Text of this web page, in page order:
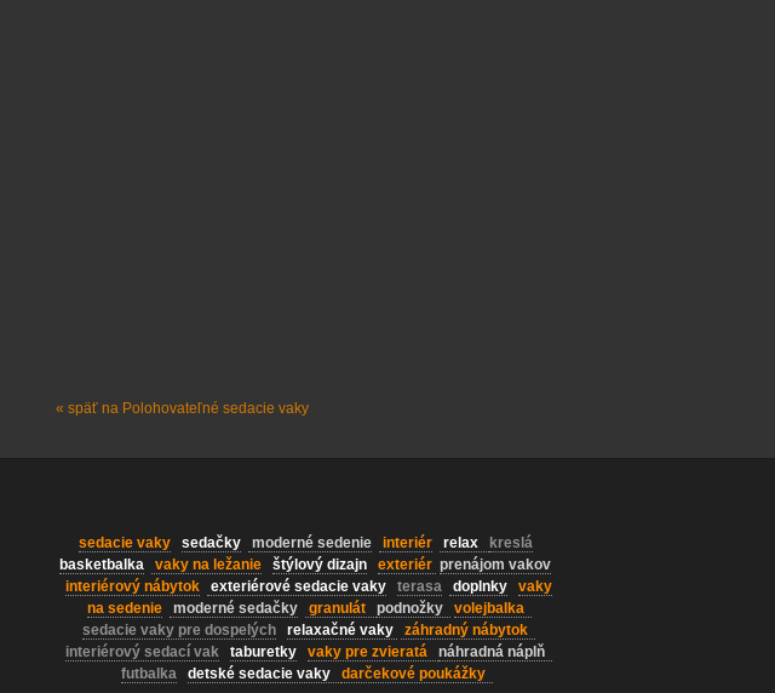
« späť na Polohovateľné sedacie vaky
sedacie vaky sedačky moderné sedenie interiér relax
kreslá
basketbalka
vaky na ležanie štýlový dizajn exteriér prenájom vakov
interiérový nábytok
exteriérové sedacie vaky terasa doplnky
vaky
na sedenie
moderné sedačky granulát podnožky
volejbalka
sedacie vaky pre dospelých
relaxačné vaky
záhradný nábytok
interiérový sedací vak
taburetky vaky pre zvieratá náhradná náplň
futbalka
detské sedacie vaky darčekové poukážky